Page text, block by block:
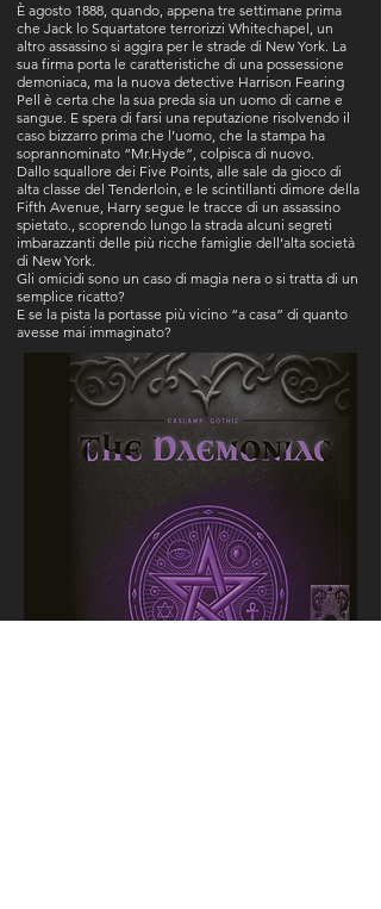
È agosto 1888, quando, appena tre settimane prima
che Jack lo Squartatore terrorizzi Whitechapel, un
altro assassino si aggira per le strade di New York. La
sua firma porta le caratteristiche di una possessione
demoniaca, ma la nuova detective Harrison Fearing
Pell è certa che la sua preda sia un uomo di carne e
sangue. E spera di farsi una reputazione risolvendo il
caso bizzarro prima che l’uomo, che la stampa ha
soprannominato “Mr.Hyde”, colpisca di nuovo.
Dallo squallore dei Five Points, alle sale da gioco di
alta classe del Tenderloin, e le scintillanti dimore della
Fifth Avenue, Harry segue le tracce di un assassino
spietato., scoprendo lungo la strada alcuni segreti
imbarazzanti delle più ricche famiglie dell’alta società
di New York.
Gli omicidi sono un caso di magia nera o si tratta di un
semplice ricatto?
E se la pista la portasse più vicino “a casa” di quanto
avesse mai immaginato?